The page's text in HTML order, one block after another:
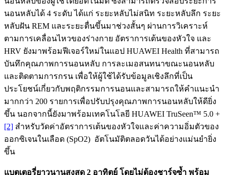
นอนหลับได้ 4 ระดับ ได้แก่ ระยะหลับไม่สนิท ระยะหลับลึก ระยะ
หลับฝัน REM และระยะตื่นขึ้นมาช่วงสั้นๆ ผ่านการวิเคราะห์
ตามการเคลื่อนไหวของร่างกาย อัตราการเต้นของหัวใจ และ
HRV ยังมาพร้อมฟีเจอร์ใหม่ในแอป HUAWEI Health ที่สามารถ
บันทึกคุณภาพการนอนหลับ การละเมอสนทนาขณะนอนหลับ
และติดตามการกรน เพื่อให้ผู้ใช้ได้รับข้อมูลเชิงลึกที่เป็น
ประโยชน์เกี่ยวกับพฤติกรรมการนอนและสามารถให้คำแนะนำ
มากกว่า 200 รายการเพื่อปรับปรุงคุณภาพการนอนหลับให้ดียิ่ง
ขึ้น นอกจากนี้ยังมาพร้อมเทคโนโลยี HUAWEI TruSeen™ 5.0 +
[2] สำหรับวัดค่าอัตราการเต้นของหัวใจและค่าความอิ่มตัวของ
ออกซิเจนในเลือด (SpO2) อัตโนมัติตลอดวันได้อย่างแม่นยำยิ่ง
ขึ้น
แบตเตอรี่ยาวนานสูงสุด 2 อาทิตย์ โดยไม่ต้องชาร์จซ้ำ พร้อม